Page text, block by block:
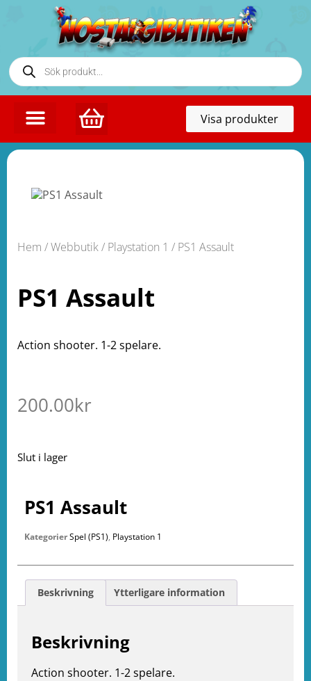
Visa produkter
Hem /Webbutik/ Playstation 1 / PS1 Assault
PS1 Assault
Action shooter. 1-2 spelare.
200.00kr
Slut i lager
PS1 Assault
KategorierSpel (PS1), Playstation 1
Beskrivning Ytterligare information
Beskrivning
Action shooter. 1-2 spelare.